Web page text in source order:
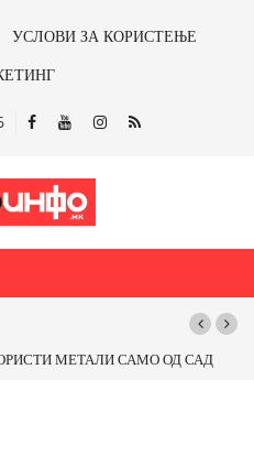
УСЛОВИ ЗА КОРИСТЕЊЕ
МЕТАЛИ САМО ОД САД